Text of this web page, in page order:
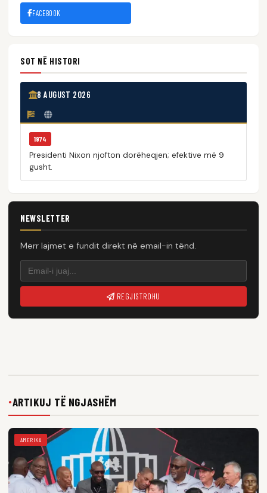
FACEBOOK
SOT NË HISTORI
8 AUGUST 2026
1974
Presidenti Nixon njofton dorëheqjen; efektive më 9
gusht.
NEWSLETTER
Merr lajmet e fundit direkt në email-in tënd.
REGJISTROHU
●ARTIKUJ TË NGJASHËM
AMERIKA